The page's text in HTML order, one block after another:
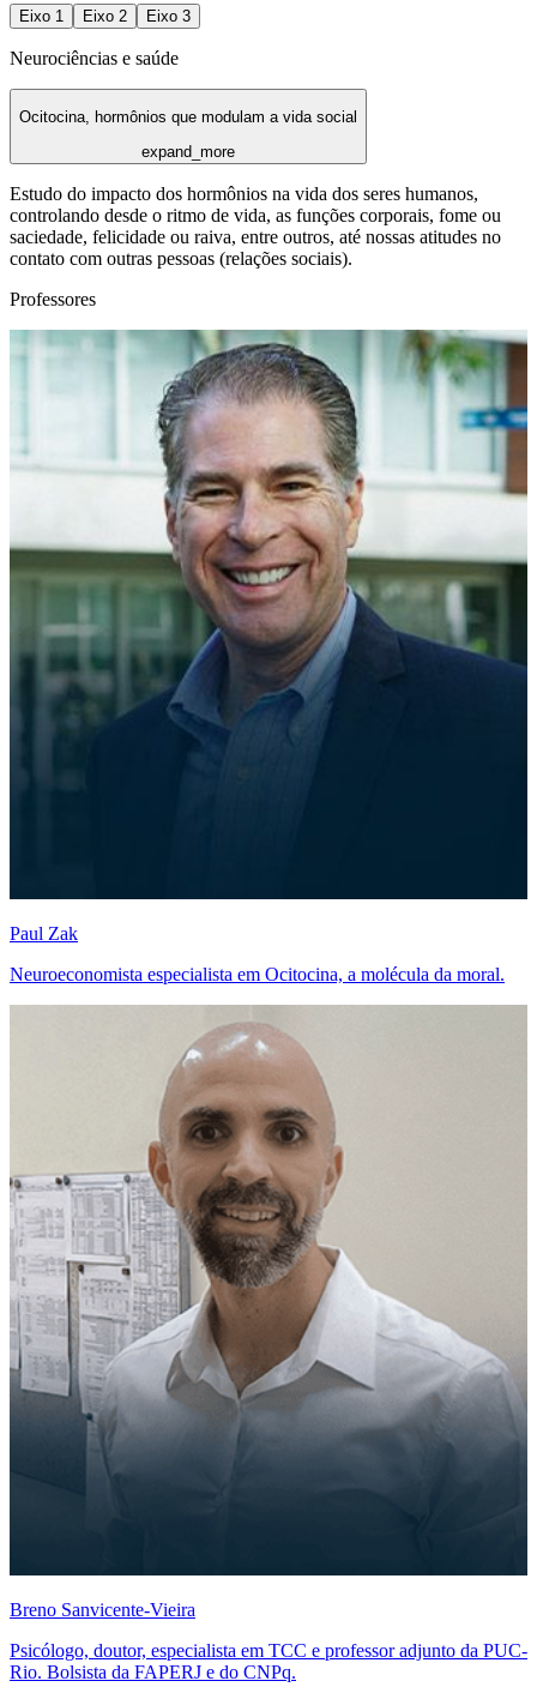
Eixo 1 Eixo 2 Eixo 3
Neurociências e saúde
Ocitocina, hormônios que modulam a vida social
expand_more
Estudo do impacto dos hormônios na vida dos seres humanos,
controlando desde o ritmo de vida, as funções corporais, fome ou
saciedade, felicidade ou raiva, entre outros, até nossas atitudes no
contato com outras pessoas (relações sociais).
Professores
Paul Zak
Neuroeconomista especialista em Ocitocina, a molécula da moral.
Breno Sanvicente-Vieira
Psicólogo, doutor, especialista em TCC e professor adjunto da PUC-
Rio. Bolsista da FAPERJ e do CNPq.